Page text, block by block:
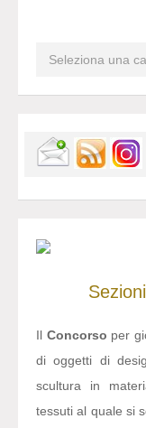
Sezioni
Il Concorso per
di oggetti di
scultura in
tessuti al quale si